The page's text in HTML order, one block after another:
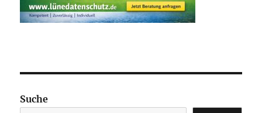
Suche